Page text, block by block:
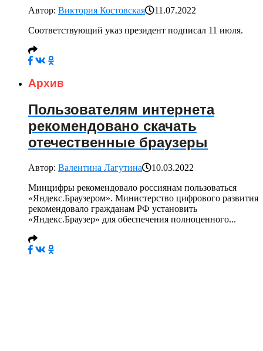
Автор: Виктория Костовская
11.07.2022
Соответствующий указ президент подписал 11 июля.
Архив
Пользователям интернета
рекомендовано скачать
отечественные браузеры
Автор: Валентина Лагутина
10.03.2022
Минцифры рекомендовало россиянам пользоваться
«Яндекс.Браузером». Министерство цифрового развития
рекомендовало гражданам РФ установить
«Яндекс.Браузер» для обеспечения полноценного...